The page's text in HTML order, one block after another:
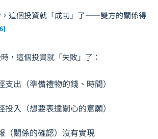
，這個投資就「成功」了——雙方的關係得
，這個投資就「失敗」了：
支出（準備禮物的錢、時間）
投入（想要表達關心的意願）
（關係的確認）沒有實現